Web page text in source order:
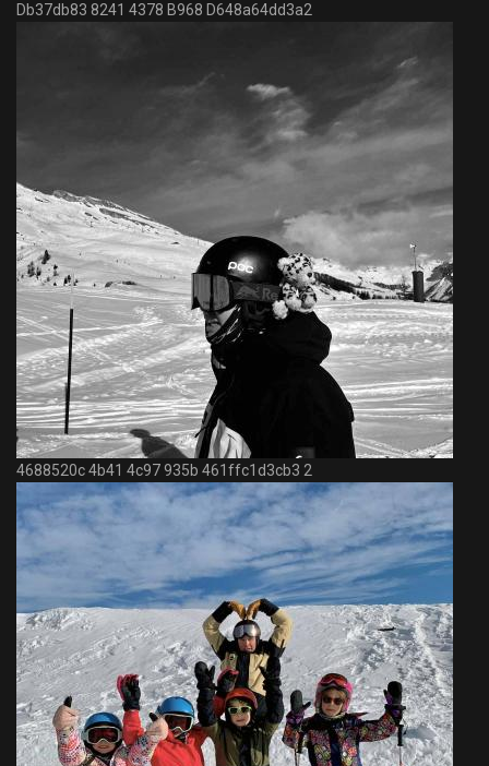
Db37db83 8241 4378 B968 D648a64dd3a2
4688520c 4b41 4c97 935b 461ffc1d3cb3 2